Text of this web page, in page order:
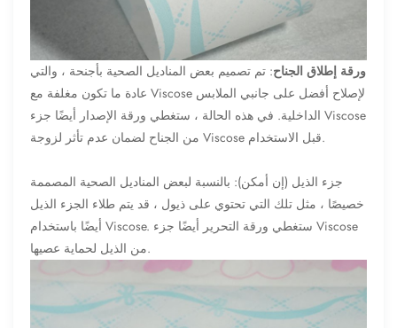
ورقة إطلاق الجناح: تم تصميم بعض المناديل الصحية بأجنحة ، والتي
عادة ما تكون مغلفة مع Viscose لإصلاح أفضل على جانبي الملابس
الداخلية. في هذه الحالة ، ستغطي ورقة الإصدار أيضًا جزء Viscose
من الجناح لضمان عدم تأثر لزوجة Viscose قبل الاستخدام.
جزء الذيل (إن أمكن): بالنسبة لبعض المناديل الصحية المصممة
خصيصًا ، مثل تلك التي تحتوي على ذيول ، قد يتم طلاء الجزء الذيل
أيضًا باستخدام Viscose. ستغطي ورقة التحرير أيضًا جزء Viscose
من الذيل لحماية عصيها.